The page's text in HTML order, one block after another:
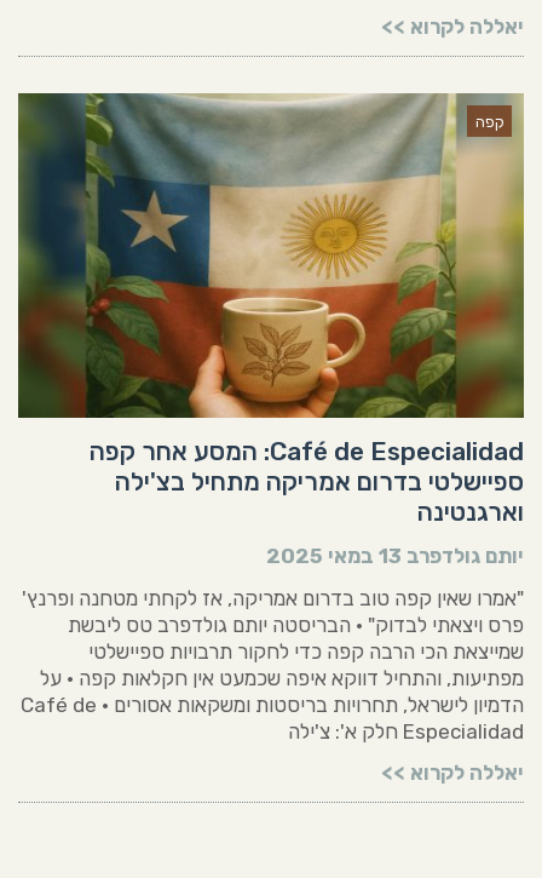
יאללה לקרוא >>
קפה
Café de Especialidad: המסע אחר קפה
ספיישלטי בדרום אמריקה מתחיל בצ'ילה
וארגנטינה
יותם גולדפרב 13 במאי 2025
"אמרו שאין קפה טוב בדרום אמריקה, אז לקחתי מטחנה ופרנץ'
פרס ויצאתי לבדוק" • הבריסטה יותם גולדפרב טס ליבשת
שמייצאת הכי הרבה קפה כדי לחקור תרבויות ספיישלטי
מפתיעות, והתחיל דווקא איפה שכמעט אין חקלאות קפה • על
הדמיון לישראל, תחרויות בריסטות ומשקאות אסורים • Café de
Especialidad חלק א': צ'ילה
יאללה לקרוא >>